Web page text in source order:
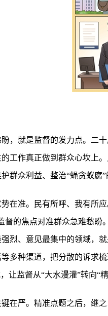
，就是监督的发力点。二
工作真正做到群众心坎上
群众利益、整治“蝇贪蚁腐”
在准。民有所呼、我有所
督的焦点对准群众急难愁盼
烈、意见最集中的领域，
等多种渠道，把分散的诉求
让监督从“大水漫灌”转向“
在严。精准点题之后，继